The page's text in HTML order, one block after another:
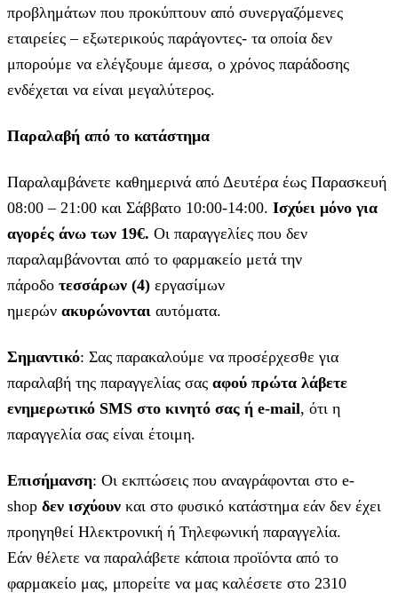
προβλημάτων που προκύπτουν από συνεργαζόμενες
εταιρείες – εξωτερικούς παράγοντες- τα οποία δεν
μπορούμε να ελέγξουμε άμεσα, ο χρόνος παράδοσης
ενδέχεται να είναι μεγαλύτερος.
Παραλαβή από το κατάστημα
Παραλαμβάνετε καθημερινά από Δευτέρα έως Παρασκευή
08:00 – 21:00 και Σάββατο 10:00-14:00. Ισχύει μόνο για
αγορές άνω των 19€. Οι παραγγελίες που δεν
παραλαμβάνονται από το φαρμακείο μετά την
πάροδο τεσσάρων (4) εργασίμων
ημερών ακυρώνονται αυτόματα.
Σημαντικό: Σας παρακαλούμε να προσέρχεσθε για
παραλαβή της παραγγελίας σας αφού πρώτα λάβετε
ενημερωτικό SMS στο κινητό σας ή e-mail, ότι η
παραγγελία σας είναι έτοιμη.
Επισήμανση: Οι εκπτώσεις που αναγράφονται στο e-
shop δεν ισχύουν και στο φυσικό κατάστημα εάν δεν έχει
προηγηθεί Ηλεκτρονική ή Τηλεφωνική παραγγελία.
Εάν θέλετε να παραλάβετε κάποια προϊόντα από το
φαρμακείο μας, μπορείτε να μας καλέσετε στο 2310